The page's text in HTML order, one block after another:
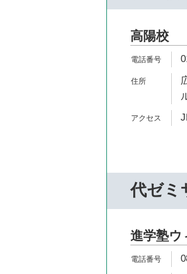
高陽校
代ゼミ
進学塾ウ